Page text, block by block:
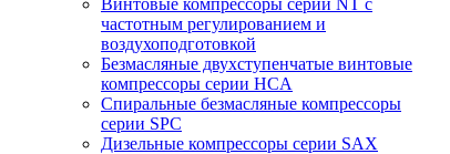
Винтовые компрессоры серии NT с
частотным регулированием и
воздухоподготовкой
Безмасляные двухступенчатые винтовые
компрессоры серии HCA
Спиральные безмасляные компрессоры
серии SPC
Дизельные компрессоры серии SAX